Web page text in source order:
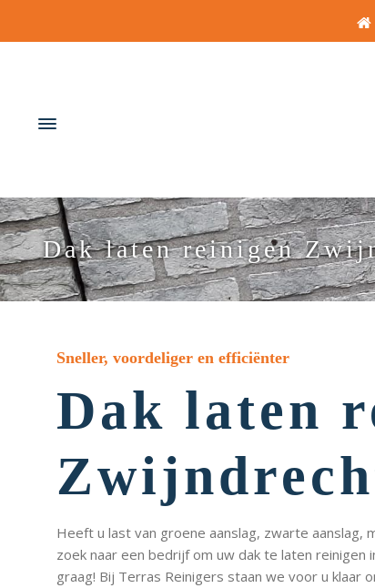
Dak laten reinigen
Sneller, voordeliger en efficiënter
Dak laten
Heeft u last van groene aanslag, zwarte aanslag,
zoek naar een bedrijf om uw dak te laten reinigen
graag! Bij Terras Reinigers staan we voor u klaar